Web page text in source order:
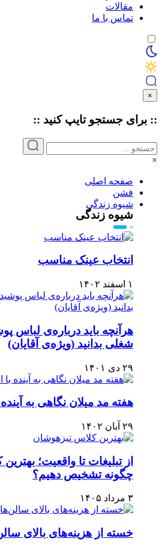
مقالات
تماس با ما
×
:: برای جستجو تایپکنید ::
×
صفحه اصلی
فشن
شیوه زندگی
شیوه زندگی
انتخاب عینک مناسب
۱ اسفند ۱۴۰۲
هرآنچه باید درباره‌ی لباس
شغلی بدانید (ویژه‌ی آقایان)
۲۹ دی ۱۴۰۱
هفته مد میلان نگاهی به
۲۹ آبان ۱۴۰۲
از تبلیغات تا واقعیت؛
چگونه تشخیص دهیم؟
۳ مرداد ۱۴۰۵
خسته از هزینه‌های بالای